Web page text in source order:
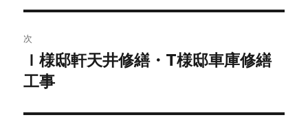
ビ
ゲ
ー
シ
投
稿:
次
の
稿:
Ｉ様邸軒天井修繕・T様邸車庫修繕
工事